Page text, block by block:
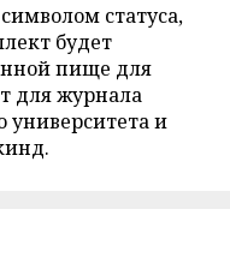
статуса,
будет
пище для
для журнала
университета и